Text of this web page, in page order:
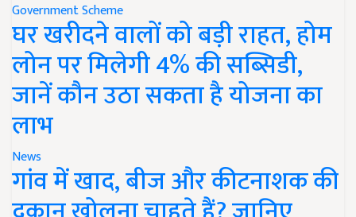
Government Scheme
घर खरीदने वालों को बड़ी राहत, होम
लोन पर मिलेगी 4% की सब्सिडी,
जानें कौन उठा सकता है योजना का
लाभ
News
गांव में खाद, बीज और कीटनाशक की